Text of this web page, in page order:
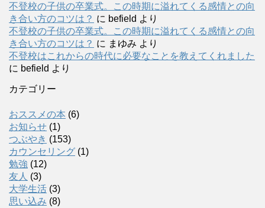
不登校の子供の卒業式。この時期に溢れてくる感情との向
き合い方のコツは？ に befield より
不登校の子供の卒業式。この時期に溢れてくる感情との向
き合い方のコツは？ に まゆみ より
不登校はこれからの時代に必要なことを教えてくれました
に befield より
カテゴリー
おススメの本 (6)
お知らせ (1)
つぶやき (153)
カウンセリング (1)
勉強 (12)
友人 (3)
大学生活 (3)
思い込み (8)